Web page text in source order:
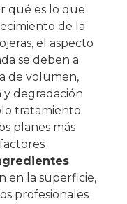
qué es lo que
de la
el aspecto
se deben a
de volumen,
y degradación
tratamiento
planes más
en la superficie,
profesionales